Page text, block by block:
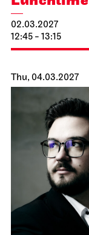
Staatsoper
The
Hall of
18.03.2027